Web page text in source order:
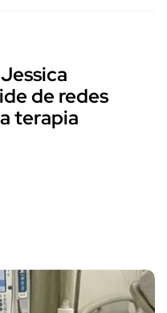
de redes
terapia